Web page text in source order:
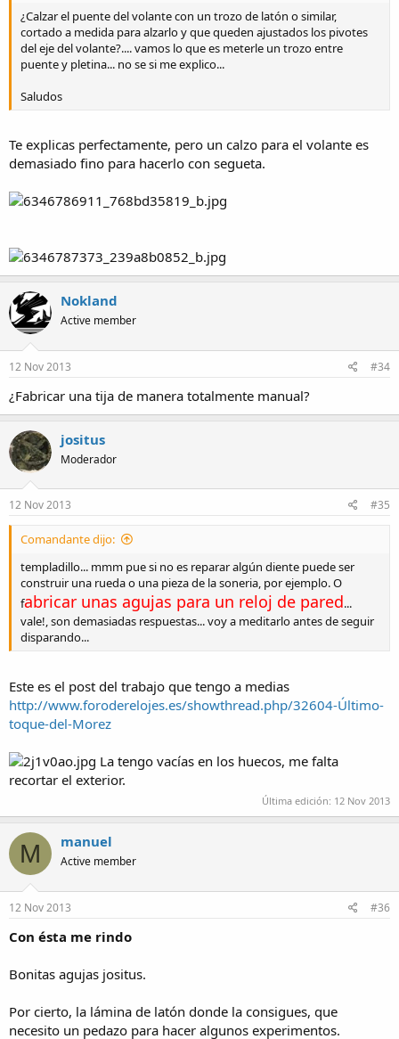
¿Calzar el puente del volante con un trozo de latón o similar,
cortado a medida para alzarlo y que queden ajustados los pivotes
del eje del volante?.... vamos lo que es meterle un trozo entre
puente y pletina... no se si me explico...
Saludos
Te explicas perfectamente, pero un calzo para el volante es
demasiado fino para hacerlo con segueta.
Nokland
Active member
12 Nov 2013 #34
¿Fabricar una tija de manera totalmente manual?
jositus
Moderador
12 Nov 2013 #35
Comandante dijo:
templadillo... mmm pue si no es reparar algún diente puede ser
construir una rueda o una pieza de la soneria, por ejemplo. O
fabricar unas agujas para un reloj de pared...
vale!, son demasiadas respuestas... voy a meditarlo antes de seguir
disparando...
Este es el post del trabajo que tengo a medias
http://www.foroderelojes.es/showthread.php/32604-Último-
toque-del-Morez
La tengo vacías en los huecos, me falta
recortar el exterior.
Última edición: 12 Nov 2013
M manuel
Active member
12 Nov 2013 #36
Con ésta me rindo
Bonitas agujas jositus.
Por cierto, la lámina de latón donde la consigues, que
necesito un pedazo para hacer algunos experimentos.